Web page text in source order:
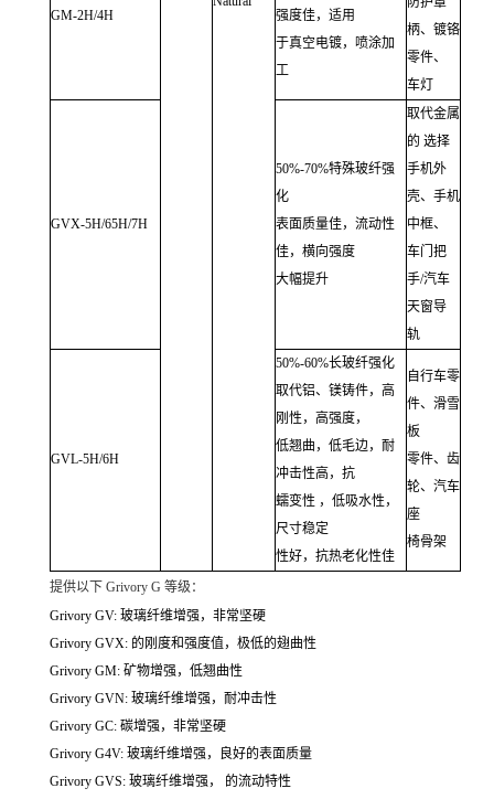
GM-2H/4H
强度佳，适用
于真空电镀，喷涂加
工
柄、镀铬
零件、
车灯
GVX-5H/65H/7H
50%-70%特殊玻纤强
化
表面质量佳，流动性
佳，横向强度
大幅提升
取代金属
的 选择
手机外
壳、手机
中框、
车门把
手/汽车
天窗导
轨
GVL-5H/6H
50%-60%长玻纤强化
取代铝、镁铸件，高
刚性，高强度，
低翘曲，低毛边，耐
冲击性高，抗
蠕变性 ，低吸水性，
尺寸稳定
性好，抗热老化性佳
自行车零
件、滑雪
板
零件、齿
轮、汽车
座
椅骨架
提供以下 Grivory G 等级：
Grivory GV: 玻璃纤维增强，非常坚硬
Grivory GVX: 的刚度和强度值，极低的翅曲性
Grivory GM: 矿物增强，低翘曲性
Grivory GVN: 玻璃纤维增强，耐冲击性
Grivory GC: 碳增强，非常坚硬
Grivory G4V: 玻璃纤维增强，良好的表面质量
Grivory GVS: 玻璃纤维增强， 的流动特性